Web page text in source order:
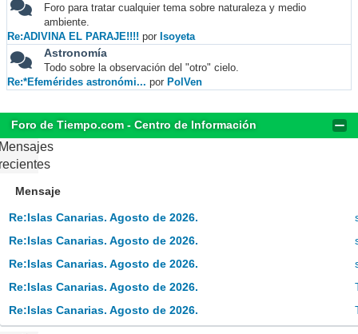
Foro para tratar cualquier tema sobre naturaleza y medio
ambiente.
Re:ADIVINA EL PARAJE!!!! por Isoyeta
Astronomía
Todo sobre la observación del "otro" cielo.
Re:*Efemérides astronómi... por PolVen
Foro de Tiempo.com - Centro de Información
Mensaje
Re:Islas Canarias. Agosto de 2026.
Re:Islas Canarias. Agosto de 2026.
Re:Islas Canarias. Agosto de 2026.
Re:Islas Canarias. Agosto de 2026.
Re:Islas Canarias. Agosto de 2026.